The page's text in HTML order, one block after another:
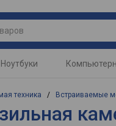
Ноутбуки
техника / Встраиваемые